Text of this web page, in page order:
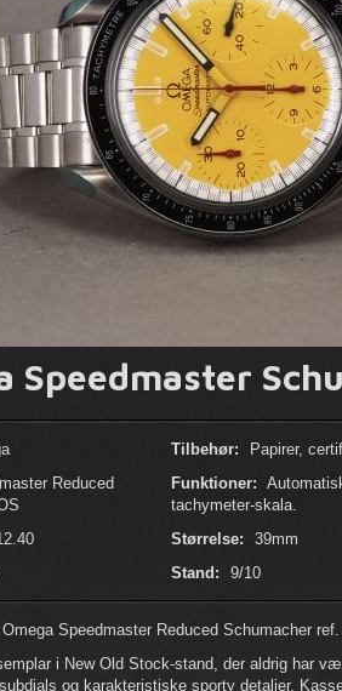
Speedmaster
Reduced
Tilbehør:
Papirer,
Funktioner:
tachymeter-skala.
Størrelse:
39mm
Stand:
9/10
Speedmaster Reduced Schumacher
i New Old Stock-stand, der aldrig har
og karakteristiske sporty detaljer.